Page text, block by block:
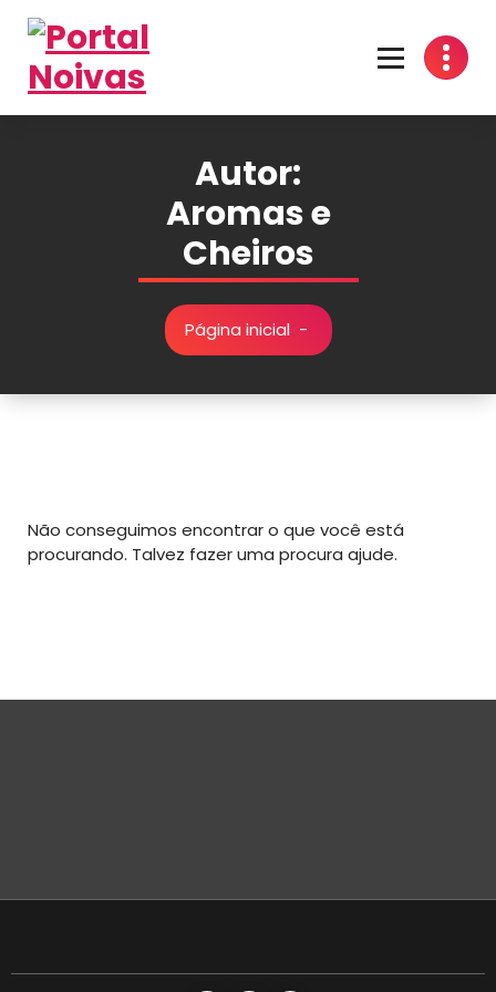
inspirações e organização prática no Portal Noivas. 💍👰
Autor:
Aromas e
Cheiros
Página inicial-
Não conseguimos encontrar o que você está
procurando. Talvez fazer uma procura ajude.